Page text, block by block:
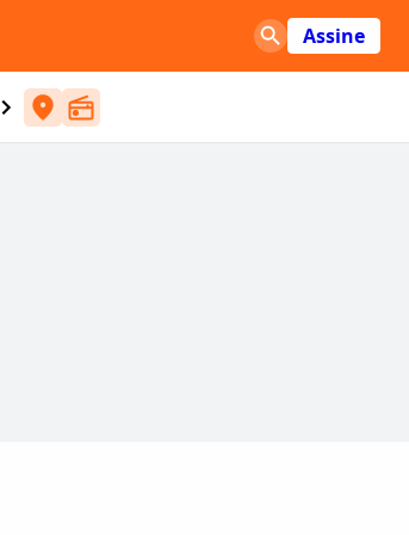
Assine
Entretenimento